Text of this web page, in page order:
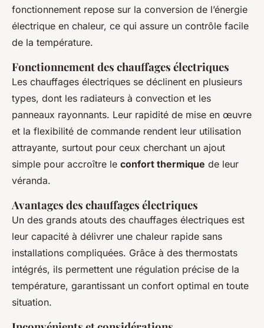
fonctionnement repose sur la conversion de l’énergie
électrique en chaleur, ce qui assure un contrôle facile
de la température.
Fonctionnement des chauffages électriques
Les chauffages électriques se déclinent en plusieurs
types, dont les radiateurs à convection et les
panneaux rayonnants. Leur rapidité de mise en œuvre
et la flexibilité de commande rendent leur utilisation
attrayante, surtout pour ceux cherchant un ajout
simple pour accroître le confort thermique de leur
véranda.
Avantages des chauffages électriques
Un des grands atouts des chauffages électriques est
leur capacité à délivrer une chaleur rapide sans
installations compliquées. Grâce à des thermostats
intégrés, ils permettent une régulation précise de la
température, garantissant un confort optimal en toute
situation.